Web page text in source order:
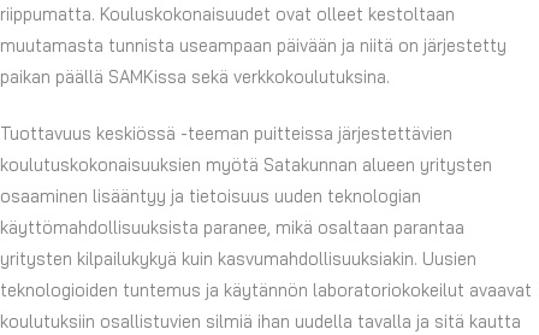
riippumatta. Kouluskokonaisuudet ovat olleet kestoltaan
muutamasta tunnista useampaan päivään ja niitä on järjestetty
paikan päällä SAMKissa sekä verkkokoulutuksina.
Tuottavuus keskiössä -teeman puitteissa järjestettävien
koulutuskokonaisuuksien myötä Satakunnan alueen yritysten
osaaminen lisääntyy ja tietoisuus uuden teknologian
käyttömahdollisuuksista paranee, mikä osaltaan parantaa
yritysten kilpailukykyä kuin kasvumahdollisuuksiakin. Uusien
teknologioiden tuntemus ja käytännön laboratoriokokeilut avaavat
koulutuksiin osallistuvien silmiä ihan uudella tavalla ja sitä kautta